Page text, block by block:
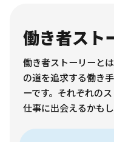
働き者スト
働き者ストーリーと
の道を追求する働き
ーです。それぞれの
仕事に出会えるかもし